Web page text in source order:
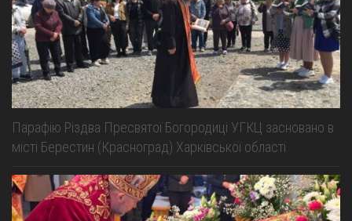
Парафію Різдва Пресвятої Богородиці УГКЦ засновано в
місті Берестин (Красноград) Харківської області